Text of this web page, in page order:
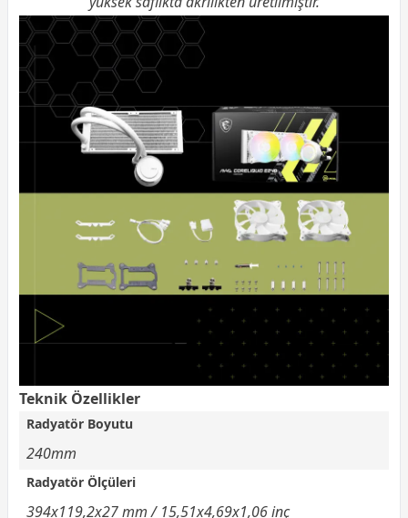
Teknik Özellikler
Radyatör Boyutu
240mm
Radyatör Ölçüleri
394x119,2x27 mm / 15,51x4,69x1,06 inç